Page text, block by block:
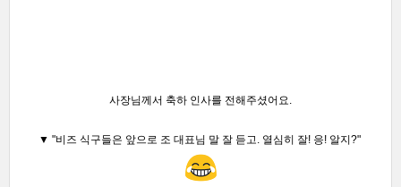
사장님께서 축하 인사를 전해주셨어요.
▼ "비즈 식구들은 앞으로 조 대표님 말 잘 듣고. 열심히 잘!응!알지?"